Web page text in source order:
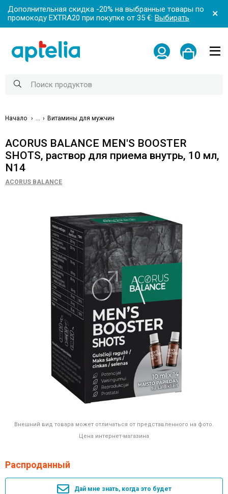
Дополнительная скидка -20% на выбранные товары по
промокоду EXTRA20 при покупке от 35 €: Выбирать
Начало Витамины для мужчин
ACORUS BALANCE MEN'S BOOSTER
SHOTS, раствор для приема внутрь, 10 мл,
N14
ACORUS BALANCE
Внешний вид товара может отличаться от представленного на фото.
Цена интернет-магазина
Распроданный
Дай мне знать, когда это будет